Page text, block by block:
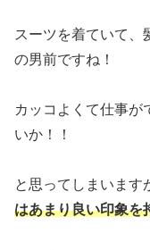
スーツを着ていて、
の男前ですね！
カッコよくて仕事が
いか！！
と思ってしまいます
はあまり良い印象を